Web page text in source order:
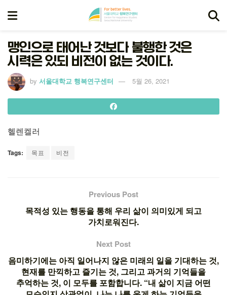
맹인으로 태어난 것보다 불행한 것은
시력은 있되 비전이 없는 것이다.
by 서울대학교 행복연구센터 5월 26, 2021
헬렌켈러
Tags: 목표 비전
Previous Post
목적성 있는 행동을 통해 우리 삶이 의미있게 되고
가치로워진다.
Next Post
음미하기에는 아직 일어나지 않은 미래의 일을 기대하는 것,
현재를 만끽하고 즐기는 것, 그리고 과거의 기억들을
추억하는 것, 이 모두를 포함합니다. “내 삶이 지금 어떤